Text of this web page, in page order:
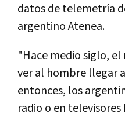
datos de telemetría
argentino Atenea.
"Hace medio siglo,
ver al hombre llegar
entonces, los
radio o en